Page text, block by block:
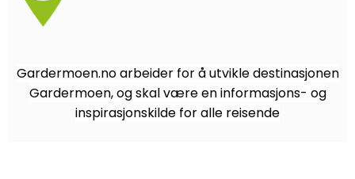
Gardermoen.no arbeider for å utvikle destinasjonen
Gardermoen, og skal være en informasjons- og
inspirasjonskilde for alle reisende